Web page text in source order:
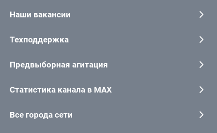
Наши вакансии
Техподдержка
Предвыборная агитация
Статистика канала в MAX
Все города сети